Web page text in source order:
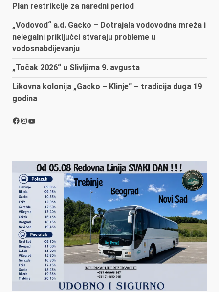
Plan restrikcije za naredni period
„Vodovod“ a.d. Gacko – Dotrajala vodovodna mreža i
nelegalni priključci stvaraju probleme u
vodosnabdijevanju
„Točak 2026“ u Slivljima 9. avgusta
Likovna kolonija „Gacko – Klinje“ – tradicija duga 19
godina
Facebook
Instagram
YouTube